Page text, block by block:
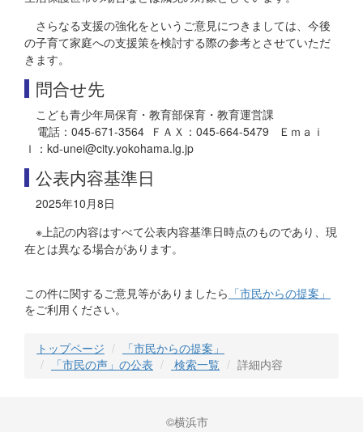
さらなる支援の強化をというご意見につきましては、今後
の子育て家庭への支援策を検討する際の参考とさせていただ
きます。
問合せ先
こども青少年局保育・教育部保育・教育運営課
電話：045-671-3564 ＦＡＸ：045-664-5479 Ｅｍａｉ
ｌ：kd-unei@city.yokohama.lg.jp
公表内容基準日
2025年10月8日
※上記の内容はすべて公表内容基準日時点のものであり、現
在とは異なる場合があります。
この件に関するご意見等がありましたら 「市民からの提案」
をご利用ください。
トップページ
「市民からの提案」
「市民の声」の公表
検索一覧 詳細内容
©横浜市